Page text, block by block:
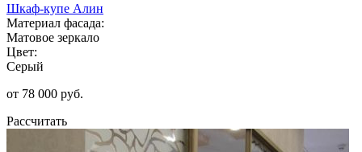
Шкаф-купе Алин
Материал фасада:
Матовое зеркало
Цвет:
Серый
от 78 000 руб.
Рассчитать